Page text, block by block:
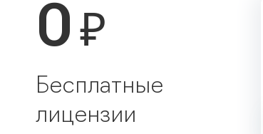
0₽
Бесплатные
лицензии